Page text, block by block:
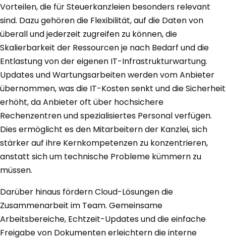
Vorteilen, die für Steuerkanzleien besonders relevant
sind. Dazu gehören die Flexibilität, auf die Daten von
überall und jederzeit zugreifen zu können, die
Skalierbarkeit der Ressourcen je nach Bedarf und die
Entlastung von der eigenen IT-Infrastrukturwartung.
Updates und Wartungsarbeiten werden vom Anbieter
übernommen, was die IT-Kosten senkt und die Sicherheit
erhöht, da Anbieter oft über hochsichere
Rechenzentren und spezialisiertes Personal verfügen.
Dies ermöglicht es den Mitarbeitern der Kanzlei, sich
stärker auf ihre Kernkompetenzen zu konzentrieren,
anstatt sich um technische Probleme kümmern zu
müssen.
Darüber hinaus fördern Cloud-Lösungen die
Zusammenarbeit im Team. Gemeinsame
Arbeitsbereiche, Echtzeit-Updates und die einfache
Freigabe von Dokumenten erleichtern die interne